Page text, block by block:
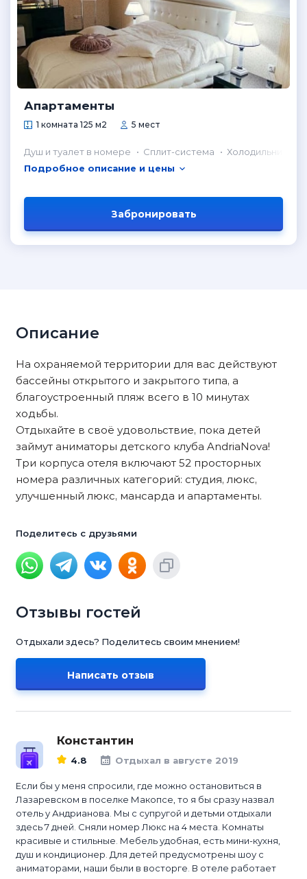
Апартаменты
1 комната 125 м2 5 мест
Душ и туалет в номере Сплит-система
Холодильник в
Подробное описание и цены
Забронировать
Описание
На охраняемой территории для вас действуют
бассейны открытого и закрытого типа, а
благоустроенный пляж всего в 10 минутах
ходьбы.
Отдыхайте в своё удовольствие, пока детей
займут аниматоры детского клуба AndriaNova!
Три корпуса отеля включают 52 просторных
номера различных категорий: студия, люкс,
улучшенный люкс, мансарда и апартаменты.
Поделитесь с друзьями
Отзывы гостей
Отдыхали здесь? Поделитесь своим мнением!
Написать отзыв
Константин
4.8 Отдыхал в августе 2019
Если бы у меня спросили, где можно остановиться в
Лазаревском в поселке Макопсе, то я бы сразу назвал
отель у Андрианова. Мы с супругой и детьми отдыхали
здесь 7 дней. Сняли номер Люкс на 4 места. Комнаты
красивые и стильные. Мебель удобная, есть мини-кухня,
душ и кондиционер. Для детей предусмотрены шоу с
аниматорами, наши были в восторге. В отеле работает